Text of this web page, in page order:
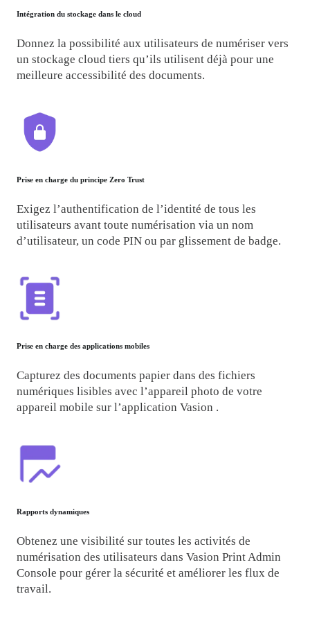
Intégration du stockage dans le cloud
Donnez la possibilité aux utilisateurs de numériser vers
un stockage cloud tiers qu’ils utilisent déjà pour une
meilleure accessibilité des documents.
Prise en charge du principe Zero Trust
Exigez l’authentification de l’identité de tous les
utilisateurs avant toute numérisation via un nom
d’utilisateur, un code PIN ou par glissement de badge.
Prise en charge des applications mobiles
Capturez des documents papier dans des fichiers
numériques lisibles avec l’appareil photo de votre
appareil mobile sur l’application Vasion .
Rapports dynamiques
Obtenez une visibilité sur toutes les activités de
numérisation des utilisateurs dans Vasion Print Admin
Console pour gérer la sécurité et améliorer les flux de
travail.